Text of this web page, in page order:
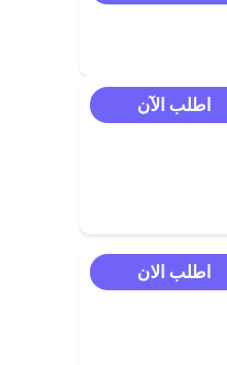
اطلب الآن
اطلب الان